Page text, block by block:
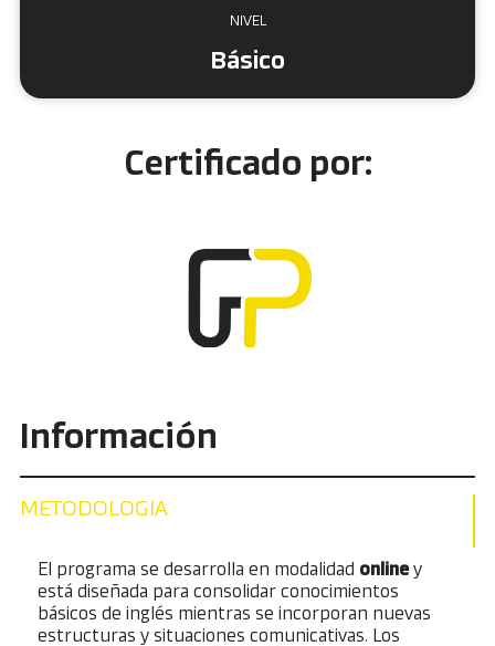
NIVEL
Básico
Certificado por:
Información
METODOLOGIA
El programa se desarrolla en modalidad onliney
está diseñada para consolidar conocimientos
básicos de inglés mientras se incorporan nuevas
estructuras y situaciones comunicativas. Los